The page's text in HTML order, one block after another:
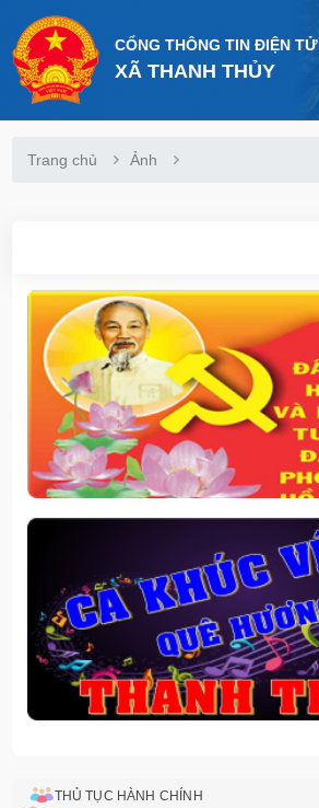
CỔNG THÔNG TIN ĐIỆN TỬ
XÃ THANH THỦY
Trang chủ Ảnh
THỦ TỤC HÀNH CHÍNH